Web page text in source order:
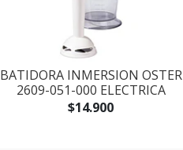
BATIDORA INMERSION OSTER
2609-051-000 ELECTRICA
$14.900